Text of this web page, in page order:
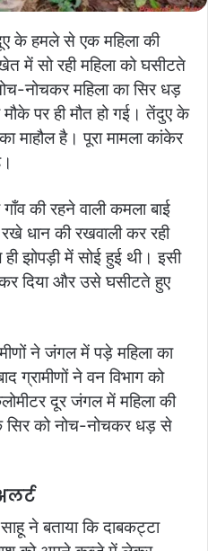
के हमले से एक महिला की
में सो रही महिला को घसीटते
नोचकर महिला का सिर धड़
पर ही मौत हो गई। तेंदुए के
माहौल है। पूरा मामला कांकेर
की रहने वाली कमला बाई
धान की रखवाली कर रही
झोपड़ी में सोई हुई थी। इसी
कर दिया और उसे घसीटते हुए
ने जंगल में पड़े महिला का
ग्रामीणों ने वन विभाग को
दूर जंगल में महिला की
सिर को नोच-नोचकर धड़ से
ने बताया कि दाबकट्टा